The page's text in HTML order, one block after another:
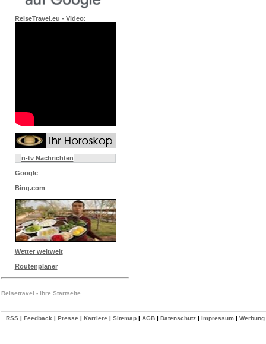
ReiseTravel.eu - Video:
n-tv Nachrichten
Google
Bing.com
Wetter weltweit
Routenplaner
Reisetravel - Ihre Startseite
RSS| Feedback| Presse Karriere Sitemap| AGB| Datenschutz| Impressum| Werbung